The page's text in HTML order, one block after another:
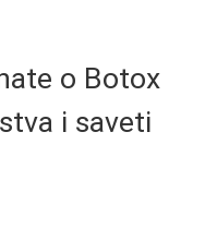
o Botox
i saveti